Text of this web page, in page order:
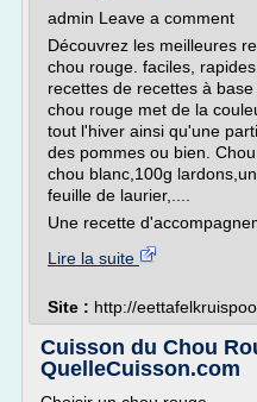
admin Leave a comment
Découvrez les meilleures
chou rouge. faciles,
recettes de recettes à
chou rouge met de la
tout l'hiver ainsi qu'une
des pommes ou bien.
chou blanc,100g
feuille de laurier,....
Une recette
Lire la suite
Site : http://
Cuisson du Chou
QuelleCuisson.com